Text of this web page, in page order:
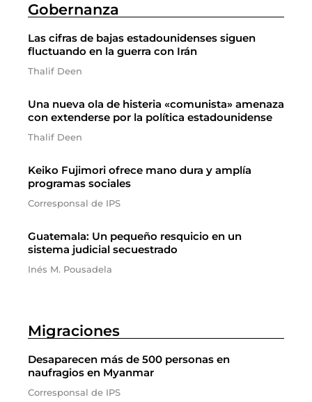
Gobernanza
Las cifras de bajas estadounidenses siguen
fluctuando en la guerra con Irán
Thalif Deen
Una nueva ola de histeria «comunista» amenaza
con extenderse por la política estadounidense
Thalif Deen
Keiko Fujimori ofrece mano dura y amplía
programas sociales
Corresponsal de IPS
Guatemala: Un pequeño resquicio en un
sistema judicial secuestrado
Inés M. Pousadela
Migraciones
Desaparecen más de 500 personas en
naufragios en Myanmar
Corresponsal de IPS